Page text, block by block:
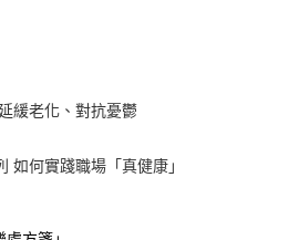
緩老化、對抗憂鬱
如何實踐職場「真健康」